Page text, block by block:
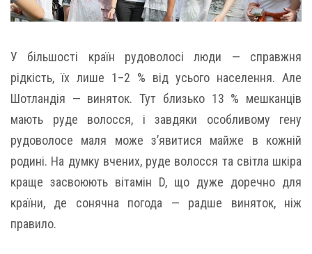
У більшості країн рудоволосі люди — справжня
рідкість, їх лише 1–2 % від усього населення. Але
Шотландія — виняток. Тут близько 13 % мешканців
мають руде волосся, і завдяки особливому гену
рудоволосе маля може з’явитися майже в кожній
родині. На думку вчених, руде волосся та світла шкіра
краще засвоюють вітамін D, що дуже доречно для
країни, де сонячна погода — радше виняток, ніж
правило.